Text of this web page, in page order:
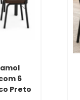
6
Preto